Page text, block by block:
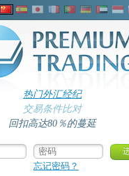
热门外汇经纪
交易条件比对
回扣高达80％的蔓延
忘记密码？